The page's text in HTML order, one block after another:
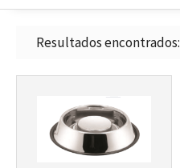
Resultados encontrados:
Más info